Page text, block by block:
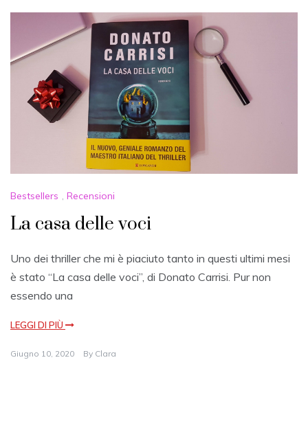
Bestsellers , Recensioni
La casa delle voci
Uno dei thriller che mi è piaciuto tanto in questi ultimi mesi
è stato “La casa delle voci”, di Donato Carrisi. Pur non
essendo una
LEGGI DI PIÙ
Giugno 10, 2020 By Clara